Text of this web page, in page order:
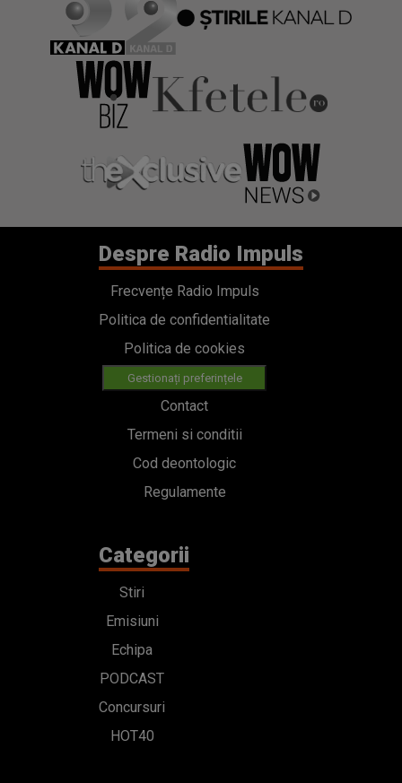
Despre Radio Impuls
Frecvențe Radio Impuls
Politica de confidentialitate
Politica de cookies
Gestionați preferințele
Contact
Termeni si conditii
Cod deontologic
Regulamente
Categorii
Stiri
Emisiuni
Echipa
PODCAST
Concursuri
HOT40